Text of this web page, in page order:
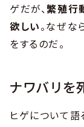
ゲだが、繁殖行
欲しい。なぜな
をするのだ。
ナワバリを
ヒゲについて語